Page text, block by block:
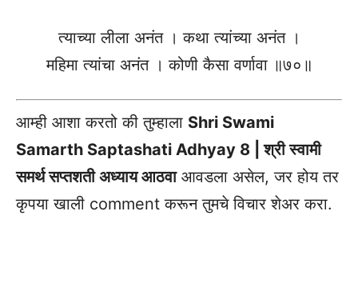
त्याच्या लीला अनंत । कथा त्यांच्या अनंत ।
महिमा त्यांचा अनंत । कोणी कैसा वर्णावा ॥७०॥
आम्ही आशा करतो की तुम्हाला Shri Swami
Samarth Saptashati Adhyay 8 | श्री स्वामी
समर्थ सप्तशती अध्याय आठवाआवडला असेल, जर होय तर
कृपया खाली comment करून तुमचे विचार शेअर करा.